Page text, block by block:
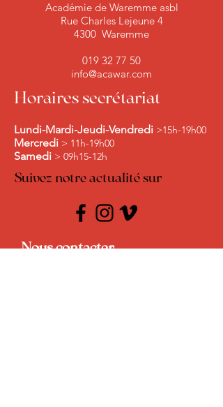
Académie de Waremme asbl
Rue Charles Lejeune 4
4300 Waremme
019 32 77 50
info@acawar.com
Horaires secrétariat
Lundi-Mardi-Jeudi-Vendredi >15h-19h00
Mercredi > 11h-19h00
Samedi > 09h15-12h
Suivez notre actualité sur
Nous contacter